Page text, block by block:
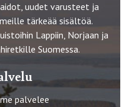
uudet varusteet ja
tärkeää sisältöä.
Lappiin, Norjaan ja
Suomessa.
palvelee